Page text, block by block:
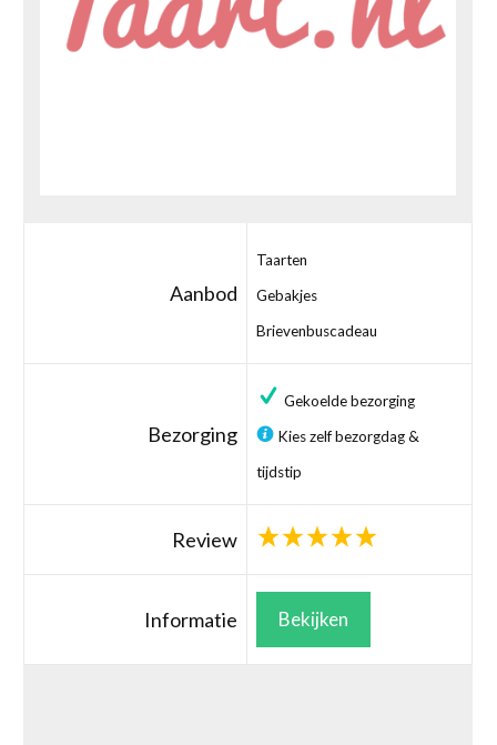
Aanbod
Taarten
Gebakjes
Brievenbuscadeau
Bezorging
Gekoelde bezorging
Kies zelf bezorgdag &
tijdstip
Review
Informatie Bekijken